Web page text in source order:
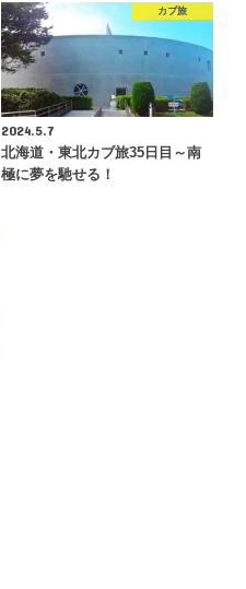
カブ旅
2024.5.7
北海道・東北カブ旅35日目～南
極に夢を馳せる！